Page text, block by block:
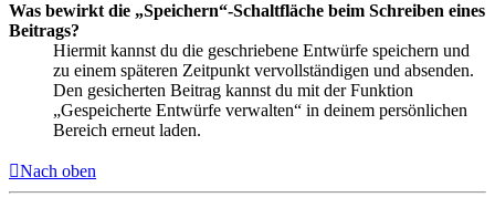
Was bewirkt die „Speichern“-Schaltfläche beim Schreiben eines
Beitrags?
Hiermit kannst du die geschriebene Entwürfe speichern und
zu einem späteren Zeitpunkt vervollständigen und absenden.
Den gesicherten Beitrag kannst du mit der Funktion
„Gespeicherte Entwürfe verwalten“ in deinem persönlichen
Bereich erneut laden.
Nach oben